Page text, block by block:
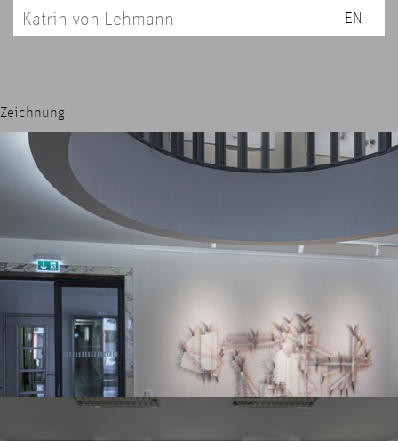
Katrin von Lehmann EN
Zeichnung